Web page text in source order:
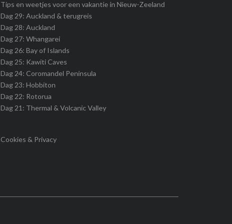
Tips en weetjes voor een vakantie in Nieuw-Zeeland
Dag 29: Auckland & terugreis
Dag 28: Auckland
Dag 27: Whangarei
Dag 26: Bay of Islands
Dag 25: Kawiti Caves
Dag 24: Coromandel Peninsula
Dag 23: Hobbiton
Dag 22: Rotorua
Dag 21: Thermal & Volcanic Valley
Cookies & Privacy